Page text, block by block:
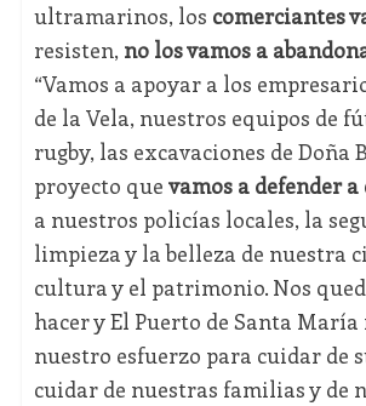
ultramarinos, los comerciantes
resisten, no los vamos a
“Vamos a apoyar a los
de la Vela, nuestros equipos de
rugby, las excavaciones de Doña
proyecto que vamos a defender a
a nuestros policías locales, la
limpieza y la belleza de nuestra
cultura y el patrimonio. Nos
hacer y El Puerto de Santa María
nuestro esfuerzo para cuidar de
cuidar de nuestras familias y de